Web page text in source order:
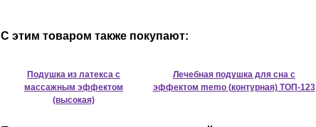
С этим товаром также покупают:
Подушка из латекса с
массажным эффектом
(высокая)
Лечебная подушка для сна с
эффектом memo (контурная) ТОП-123